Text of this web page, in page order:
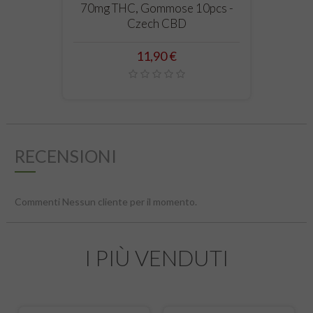
70mg THC, Gommose 10pcs -
Czech CBD
Prezzo
11,90 €
RECENSIONI
Commenti Nessun cliente per il momento.
I PIÙ VENDUTI